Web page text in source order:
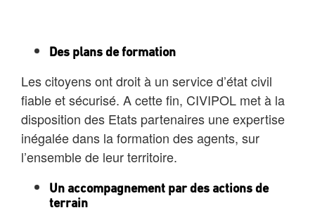
Des plans de formation
Les citoyens ont droit à un service d’état civil
fiable et sécurisé. A cette fin, CIVIPOL met à la
disposition des Etats partenaires une expertise
inégalée dans la formation des agents, sur
l’ensemble de leur territoire.
Un accompagnement par des actions de
terrain